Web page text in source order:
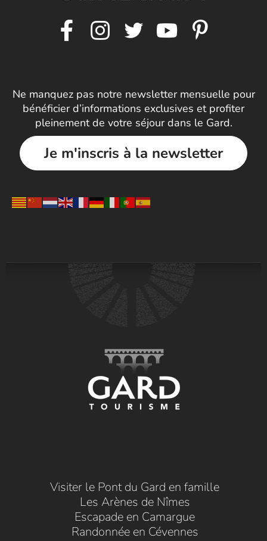
Ne manquez pas notre newsletter mensuelle pour
bénéficier d’informations exclusives et profiter
pleinement de votre séjour dans le Gard.
Je m'inscris à la newsletter
Visiter le Pont du Gard en famille
Les Arènes de Nîmes
Escapade en Camargue
Randonnée en Cévennes